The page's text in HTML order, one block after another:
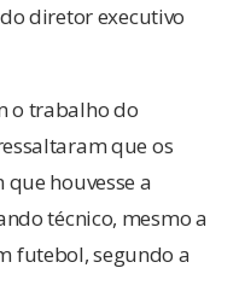
diretor executivo
o trabalho do
que os
houvesse a
técnico, mesmo a
futebol, segundo a